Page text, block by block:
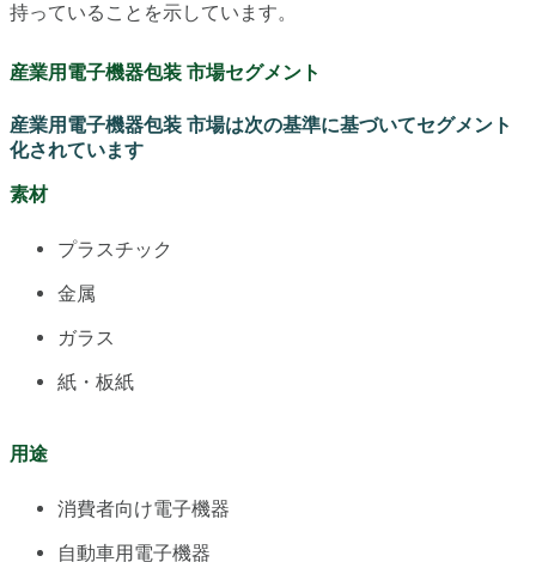
持っていることを示しています。
産業用電子機器包装 市場セグメント
産業用電子機器包装 市場は次の基準に基づいてセグメント
化されています
素材
プラスチック
金属
ガラス
紙・板紙
用途
消費者向け電子機器
自動車用電子機器